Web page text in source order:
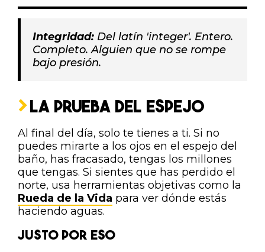
Integridad: Del latín 'integer'. Entero.
Completo. Alguien que no se rompe
bajo presión.
LA PRUEBA DEL ESPEJO
Al final del día, solo te tienes a ti. Si no
puedes mirarte a los ojos en el espejo del
baño, has fracasado, tengas los millones
que tengas. Si sientes que has perdido el
norte, usa herramientas objetivas como la
Rueda de la Vida para ver dónde estás
haciendo aguas.
JUSTO POR ESO